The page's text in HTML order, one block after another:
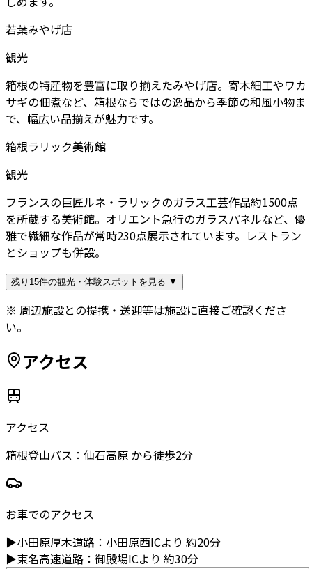
若葉みやげ店
観光
箱根の特産物を豊富に取り揃えたみやげ店。寄木細工やワカ
サギの佃煮など、箱根ならではの逸品から季節の和風小物ま
で、幅広い品揃えが魅力です。
箱根ラリック美術館
観光
フランスの巨匠ルネ・ラリックのガラス工芸作品約1500点
を所蔵する美術館。オリエント急行のガラスパネルなど、優
雅で繊細な作品が常時230点展示されています。レストラン
とショップも併設。
残り15件の観光・体験スポットを見る ▼
※ 周辺施設との提携・送迎等は施設に直接ご確認くださ
い。
アクセス
アクセス
箱根登山バス：仙石高原 から徒歩2分
お車でのアクセス
▶小田原厚木道路 ： 小田原西ICより 約20分
▶東名高速道路 ： 御殿場ICより 約30分